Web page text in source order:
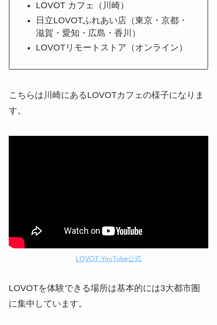
LOVOT カフェ（川崎）
日立LOVOTふれあい店（東京・京都・
滋賀・愛知・広島・香川）
LOVOTリモートストア（オンライン）
こちらは川崎にあるLOVOTカフェの様子になりま
す。
LOVOT YouTube公式
LOVOTを体験できる場所は基本的には3大都市圏
に集中しています。